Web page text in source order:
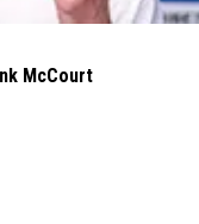
McCourt